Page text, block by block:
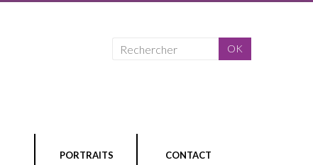
PORTRAITS CONTACT